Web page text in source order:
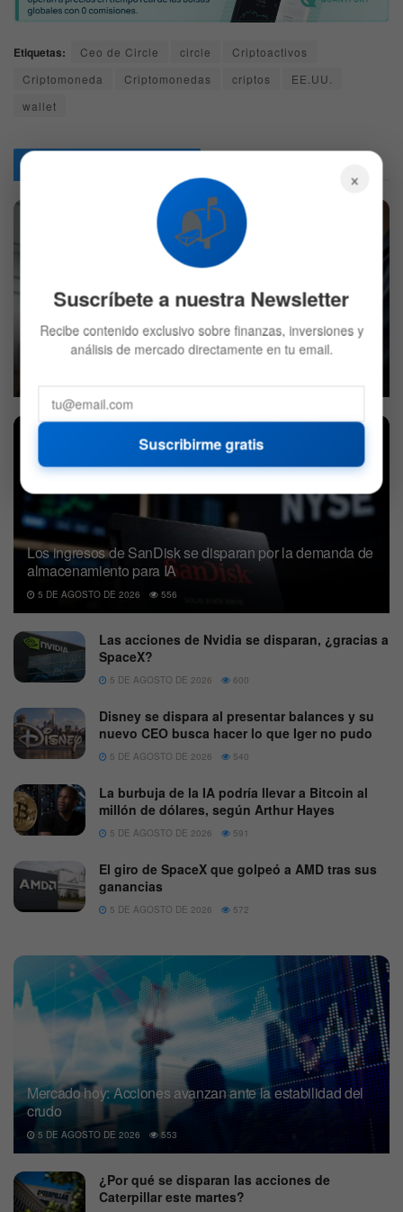
Etiquetas: Ceo de Circle circle
Criptoactivos
Criptomoneda
Criptomonedas criptos
EE.UU.
wallet
E.l.f. Beauty recibe 50 millones en reembolsos y duplica
sus beneficios netos
Los ingresos de SanDisk se disparan por la demanda de
almacenamiento para IA
5 DE AGOSTO DE 2026 556
Las acciones de Nvidia se disparan, ¿gracias a
SpaceX?
5 DE AGOSTO DE 2026 600
Disney se dispara al presentar balances y su
nuevo CEO busca hacer lo que Iger no pudo
5 DE AGOSTO DE 2026 540
La burbuja de la IA podría llevar a Bitcoin al
millón de dólares, según Arthur Hayes
5 DE AGOSTO DE 2026 591
El giro de SpaceX que golpeó a AMD tras sus
ganancias
5 DE AGOSTO DE 2026 572
Mercado hoy: Acciones avanzan ante la estabilidad del
crudo
5 DE AGOSTO DE 2026 553
¿Por qué se disparan las acciones de
Caterpillar este martes?
×
📬
Suscríbete a nuestra Newsletter
Recibe contenido exclusivo sobre finanzas, inversiones y
análisis de mercado directamente en tu email.
Suscribirme gratis